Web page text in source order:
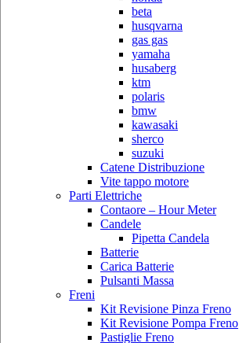
beta
husqvarna
gas gas
yamaha
husaberg
ktm
polaris
bmw
kawasaki
sherco
suzuki
Catene Distribuzione
Vite tappo motore
Parti Elettriche
Contaore – Hour Meter
Candele
Pipetta Candela
Batterie
Carica Batterie
Pulsanti Massa
Freni
Kit Revisione Pinza Freno
Kit Revisione Pompa Freno
Pastiglie Freno